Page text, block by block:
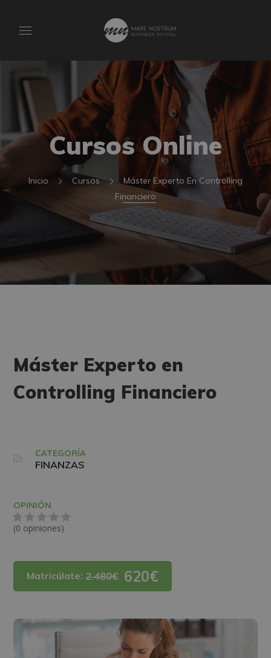
Cursos Online
Inicio Cursos
Máster Experto En Controlling
Financiero
Máster Experto en
Controlling Financiero
CATEGORÍA
FINANZAS
OPINIÓN
(0 opiniones)
Matricúlate:2.480€ 620€